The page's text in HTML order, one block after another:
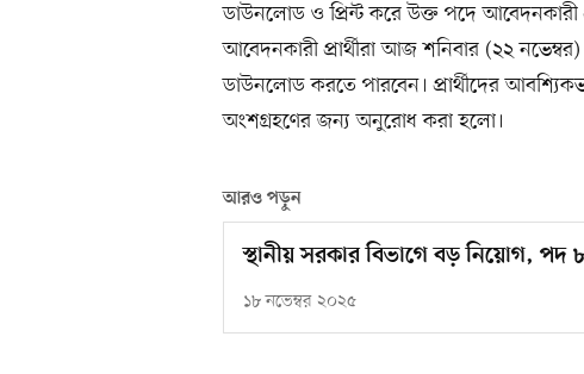
ডাউনলোড ও প্রিন্ট করে উক্ত পদে আবেদনকারী
আবেদনকারী প্রার্থীরা আজ শনিবার (২২
ডাউনলোড করতে পারবেন। প্রার্থীদের
অংশগ্রহণের জন্য অনুরোধ করা হলো।
আরও পড়ুন
স্থানীয় সরকার বিভাগে বড় নিয়োগ, পদ
১৮ নভেম্বর ২০২৫